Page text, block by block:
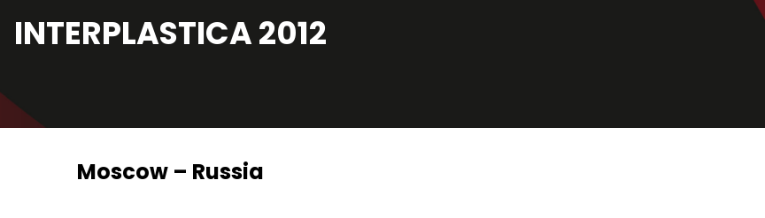
INTERPLASTICA 2012
Moscow – Russia